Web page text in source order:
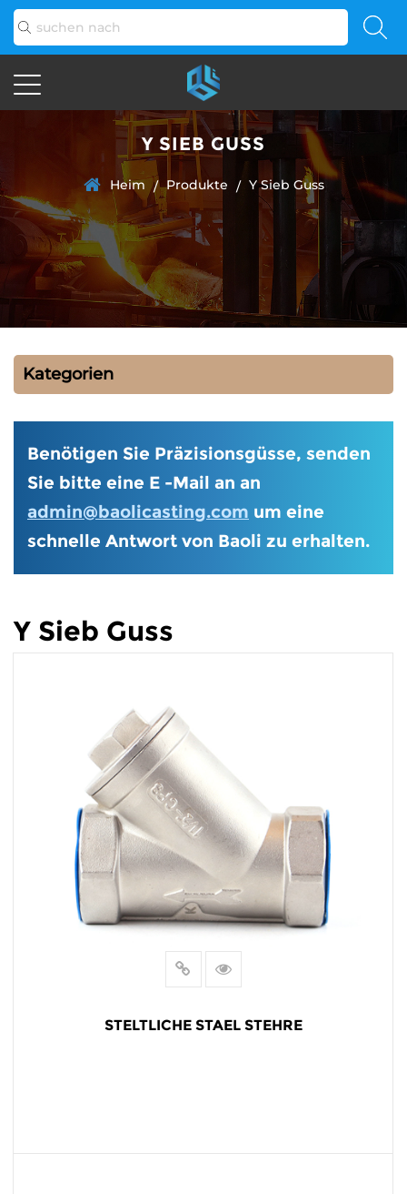
Y SIEB GUSS
Heim / Produkte / Y Sieb Guss
Kategorien
Benötigen Sie Präzisionsgüsse, senden
Sie bitte eine E -Mail an an
admin@baolicasting.com um eine
schnelle Antwort von Baoli zu erhalten.
Y Sieb Guss
STELTLICHE STAEL STEHRE